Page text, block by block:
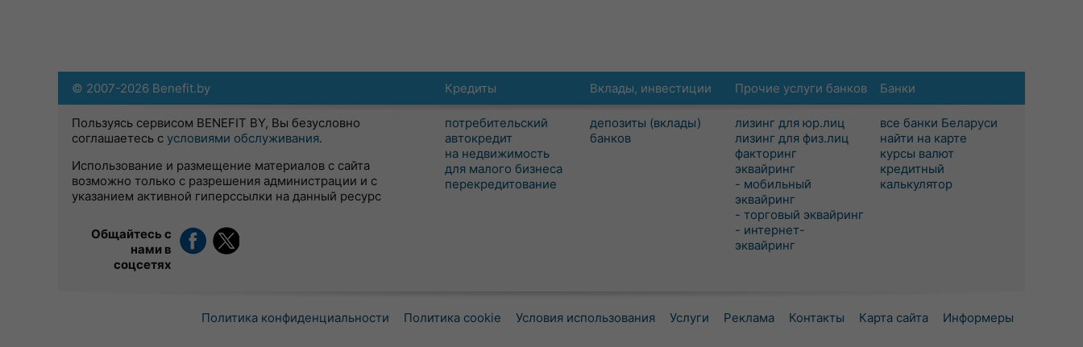
Кредиты
потребительский
автокредит
на недвижимость
для малого бизнеса
перекредитование
Вклады, инвестиции
депозиты (вклады)
банков
Прочие услуги банков
лизинг для юр.лиц
лизинг для физ.лиц
факторинг
эквайринг
- мобильный
эквайринг
- торговый эквайринг
- интернет-
эквайринг
Банки
все банки Беларуси
найти на карте
курсы валют
кредитный
калькулятор
© 2007-2026 Benefit.by
Пользуясь сервисом BENEFIT BY, Вы безусловно
соглашаетесь с условиями обслуживания.
Использование и размещение материалов с сайта
возможно только с разрешения администрации и с
указанием активной гиперссылки на данный ресурс
Общайтесь с
нами в
соцсетях
Политика конфиденциальности Политика cookie Условия использования Услуги Реклама Контакты Карта сайта Информеры